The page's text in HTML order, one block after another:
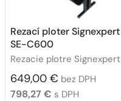
Rezací ploter Signexpert
SE-C600
Rezacie plotre Signexpert
649,00 € bez DPH
798,27 € s DPH